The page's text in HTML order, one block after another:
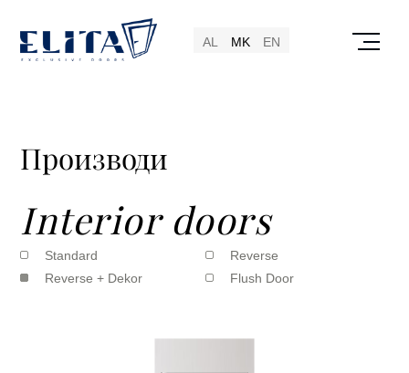
AL MK EN
Производи
Interior doors
Standard
Reverse
Reverse + Dekor
Flush Door